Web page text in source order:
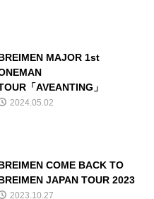
MAJOR 1st
「AVEANTING」
2024.05.02
COME BACK TO
JAPAN TOUR 2023
2023.10.27